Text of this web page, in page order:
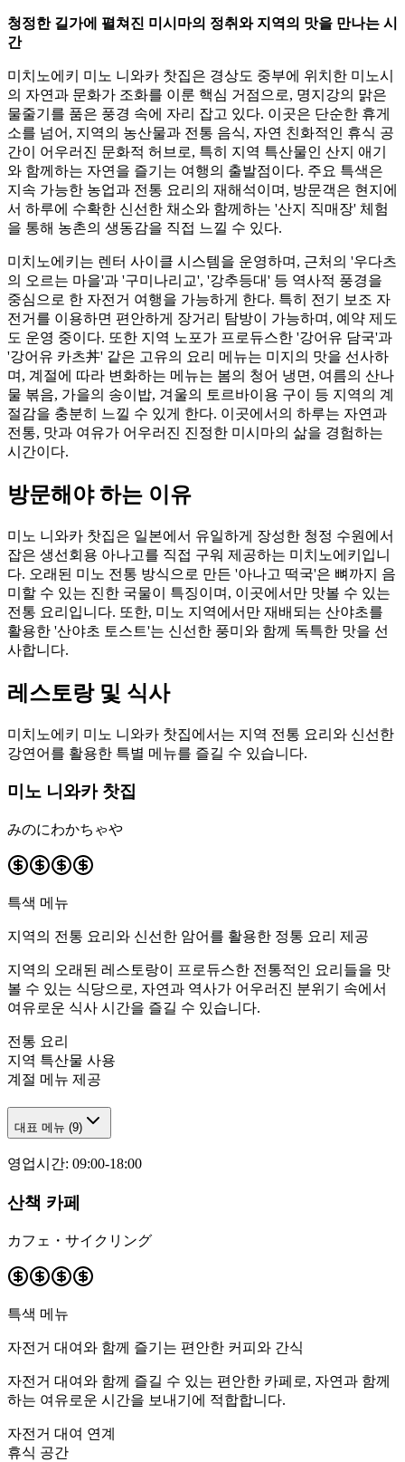
청정한 길가에 펼쳐진 미시마의 정취와 지역의 맛을 만나는 시
간
미치노에키 미노 니와카 찻집은 경상도 중부에 위치한 미노시
의 자연과 문화가 조화를 이룬 핵심 거점으로, 명지강의 맑은
물줄기를 품은 풍경 속에 자리 잡고 있다. 이곳은 단순한 휴게
소를 넘어, 지역의 농산물과 전통 음식, 자연 친화적인 휴식 공
간이 어우러진 문화적 허브로, 특히 지역 특산물인 산지 애기
와 함께하는 자연을 즐기는 여행의 출발점이다. 주요 특색은
지속 가능한 농업과 전통 요리의 재해석이며, 방문객은 현지에
서 하루에 수확한 신선한 채소와 함께하는 '산지 직매장' 체험
을 통해 농촌의 생동감을 직접 느낄 수 있다.
미치노에키는 렌터 사이클 시스템을 운영하며, 근처의 '우다츠
의 오르는 마을'과 '구미나리교', '강추등대' 등 역사적 풍경을
중심으로 한 자전거 여행을 가능하게 한다. 특히 전기 보조 자
전거를 이용하면 편안하게 장거리 탐방이 가능하며, 예약 제도
도 운영 중이다. 또한 지역 노포가 프로듀스한 '강어유 담국'과
'강어유 카츠丼' 같은 고유의 요리 메뉴는 미지의 맛을 선사하
며, 계절에 따라 변화하는 메뉴는 봄의 청어 냉면, 여름의 산나
물 볶음, 가을의 송이밥, 겨울의 토르바이용 구이 등 지역의 계
절감을 충분히 느낄 수 있게 한다. 이곳에서의 하루는 자연과
전통, 맛과 여유가 어우러진 진정한 미시마의 삶을 경험하는
시간이다.
방문해야 하는 이유
미노 니와카 찻집은 일본에서 유일하게 장성한 청정 수원에서
잡은 생선회용 아나고를 직접 구워 제공하는 미치노에키입니
다. 오래된 미노 전통 방식으로 만든 '아나고 떡국'은 뼈까지 음
미할 수 있는 진한 국물이 특징이며, 이곳에서만 맛볼 수 있는
전통 요리입니다. 또한, 미노 지역에서만 재배되는 산야초를
활용한 '산야초 토스트'는 신선한 풍미와 함께 독특한 맛을 선
사합니다.
레스토랑 및 식사
미치노에키 미노 니와카 찻집에서는 지역 전통 요리와 신선한
강연어를 활용한 특별 메뉴를 즐길 수 있습니다.
미노 니와카 찻집
みのにわかちゃや
특색 메뉴
지역의 전통 요리와 신선한 암어를 활용한 정통 요리 제공
지역의 오래된 레스토랑이 프로듀스한 전통적인 요리들을 맛
볼 수 있는 식당으로, 자연과 역사가 어우러진 분위기 속에서
여유로운 식사 시간을 즐길 수 있습니다.
전통 요리
지역 특산물 사용
계절 메뉴 제공
대표 메뉴 (9)
영업시간: 09:00-18:00
산책 카페
カフェ・サイクリング
특색 메뉴
자전거 대여와 함께 즐기는 편안한 커피와 간식
자전거 대여와 함께 즐길 수 있는 편안한 카페로, 자연과 함께
하는 여유로운 시간을 보내기에 적합합니다.
자전거 대여 연계
휴식 공간